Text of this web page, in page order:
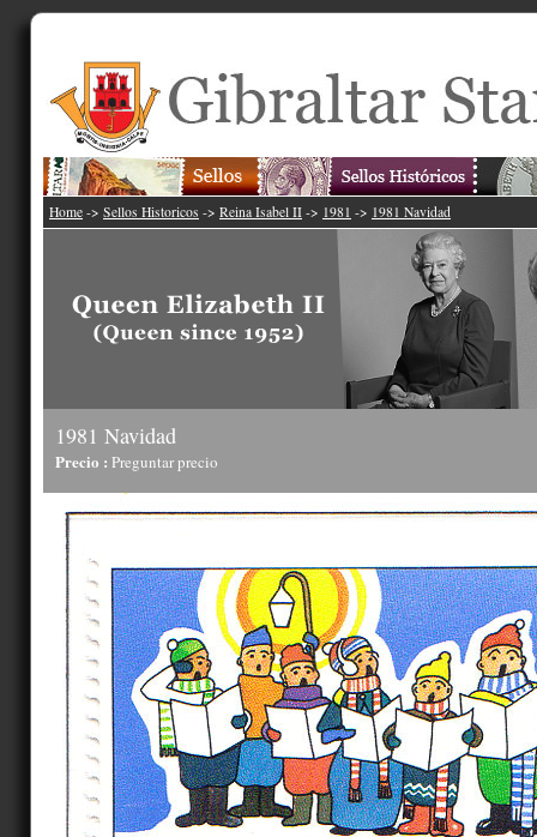
Home -> Sellos Historicos -> Reina Isabel II -> 1981 -> 1981 Navidad
1981 Navidad
Precio : Preguntar precio